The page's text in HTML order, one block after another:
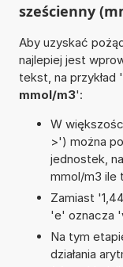
sześcienny
Aby uzyskać
najlepiej jest
tekst, na
mmol/m3':
W
>') można
jednostek,
mmol/m3 ile
Zamiast
'e' oznacza
Na tym
działania